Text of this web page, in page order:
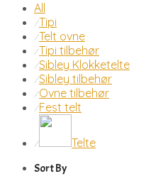
All
⁄Tipi
⁄Telt ovne
⁄Tipi tilbehør
⁄Sibley Klokketelte
⁄Sibley tilbehør
⁄Ovne tilbehør
⁄Fest telt
⁄
Telte
Sort By